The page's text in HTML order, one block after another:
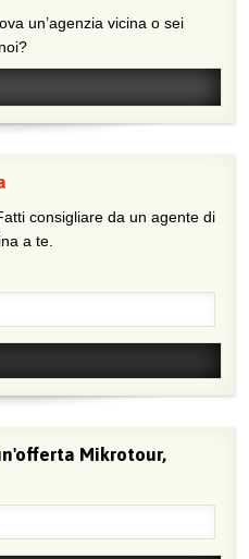
consigliare da un agente di
a te.
Mikrotour,